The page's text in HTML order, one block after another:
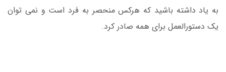
به یاد داشته باشید که هرکس منحصر به فرد است و نمی توان
یک دستورالعمل برای همه صادر کرد.